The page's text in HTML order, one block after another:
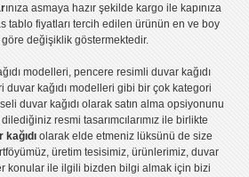
ınıza asmaya hazır şekilde kargo ile kapınıza
tablo fiyatlarıtercih edilen ürünün en ve boy
değişiklik göstermektedir.
modelleri,pencere resimli duvar kağıdı
duvar kağıdı modelleri gibi bir çok kategori
duvar kağıdı olarak satın alma opsiyonunu
resmi tasarımcılarımız ile birlikte
olarak elde etmeniz lüksünü de size
üretim tesisimiz, ürünlerimiz, duvar
konular ile ilgili bizden bilgi almak için bizi